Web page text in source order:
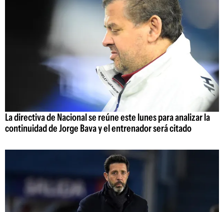
La directiva de Nacional se reúne este lunes para analizar la
continuidad de Jorge Bava y el entrenador será citado